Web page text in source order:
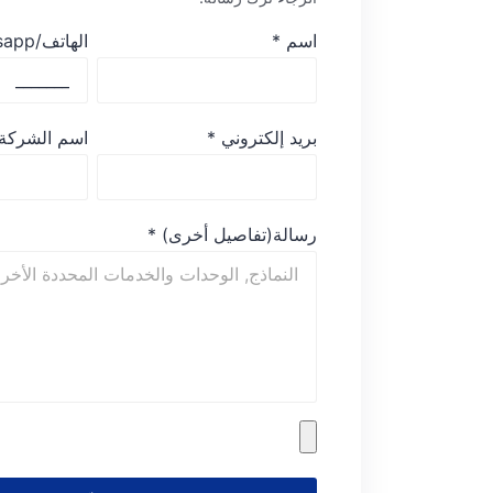
اسم * الهاتف/whatsapp
بريد إلكتروني * اسم
رسالة(تفاصيل أخرى) *